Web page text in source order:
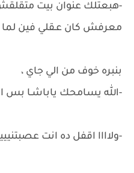
-هبعتلك عنوان بيت
معرفش كان عـقلي فين
بنبره خوف من الي جاي ،
-الله يسامحك ياباشـا بس
-ولاااا اقفل ده انت